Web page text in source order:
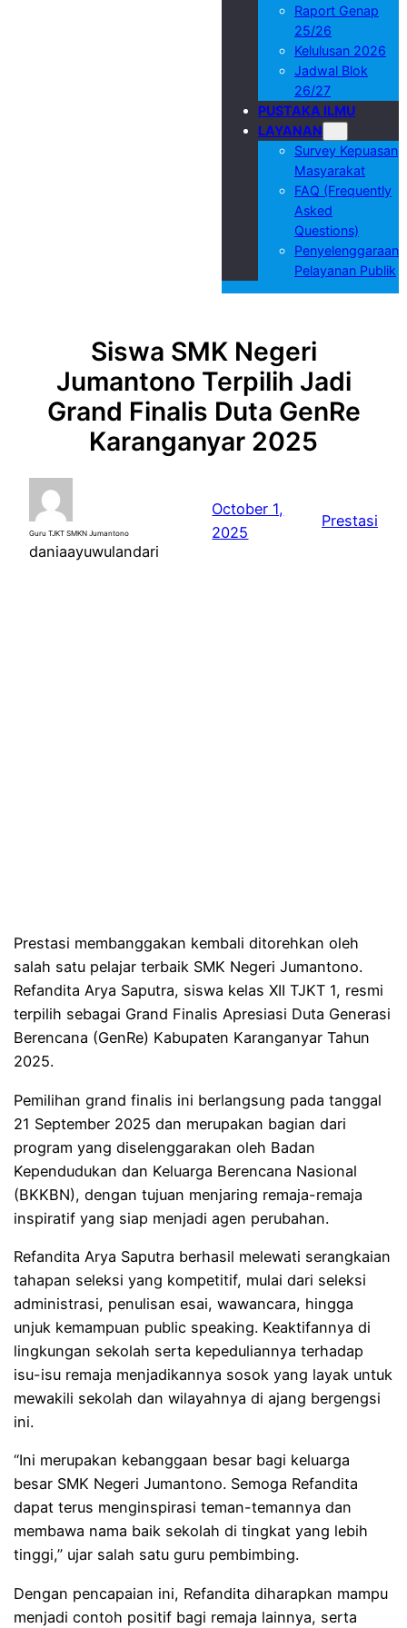
Raport Genap
25/26
Kelulusan 2026
Jadwal Blok
26/27
PUSTAKA ILMU
LAYANAN
Survey Kepuasan
Masyarakat
FAQ (Frequently
Asked
Questions)
Penyelenggaraan
Pelayanan Publik
Siswa SMK Negeri
Jumantono Terpilih Jadi
Grand Finalis Duta GenRe
Karanganyar 2025
Guru TJKT SMKN Jumantono
daniaayuwulandari
October 1,
2025
Prestasi
Prestasi membanggakan kembali ditorehkan oleh
salah satu pelajar terbaik SMK Negeri Jumantono.
Refandita Arya Saputra, siswa kelas XII TJKT 1, resmi
terpilih sebagai Grand Finalis Apresiasi Duta Generasi
Berencana (GenRe) Kabupaten Karanganyar Tahun
2025.
Pemilihan grand finalis ini berlangsung pada tanggal
21 September 2025 dan merupakan bagian dari
program yang diselenggarakan oleh Badan
Kependudukan dan Keluarga Berencana Nasional
(BKKBN), dengan tujuan menjaring remaja-remaja
inspiratif yang siap menjadi agen perubahan.
Refandita Arya Saputra berhasil melewati serangkaian
tahapan seleksi yang kompetitif, mulai dari seleksi
administrasi, penulisan esai, wawancara, hingga
unjuk kemampuan public speaking. Keaktifannya di
lingkungan sekolah serta kepeduliannya terhadap
isu-isu remaja menjadikannya sosok yang layak untuk
mewakili sekolah dan wilayahnya di ajang bergengsi
ini.
“Ini merupakan kebanggaan besar bagi keluarga
besar SMK Negeri Jumantono. Semoga Refandita
dapat terus menginspirasi teman-temannya dan
membawa nama baik sekolah di tingkat yang lebih
tinggi,” ujar salah satu guru pembimbing.
Dengan pencapaian ini, Refandita diharapkan mampu
menjadi contoh positif bagi remaja lainnya, serta